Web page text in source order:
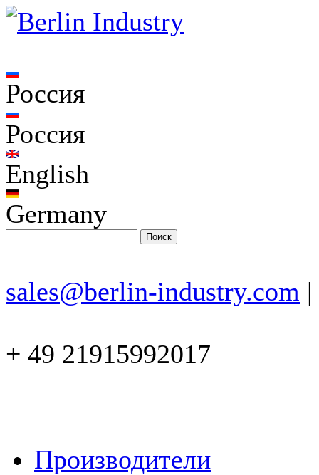
Россия
Россия
English
Germany
sales@berlin-industry.com |
+ 49 21915992017
Производители